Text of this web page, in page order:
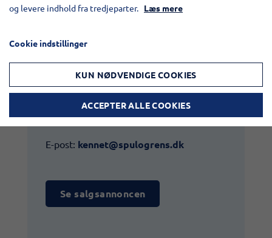
Kontakt:​
Kennet Bo Jacobsen
E-post: kennet@spulogrens.dk
Se salgsannoncen
og levere indhold fra tredjeparter. Læs mere
Cookie indstillinger
KUN NØDVENDIGE COOKIES
ACCEPTER ALLE COOKIES